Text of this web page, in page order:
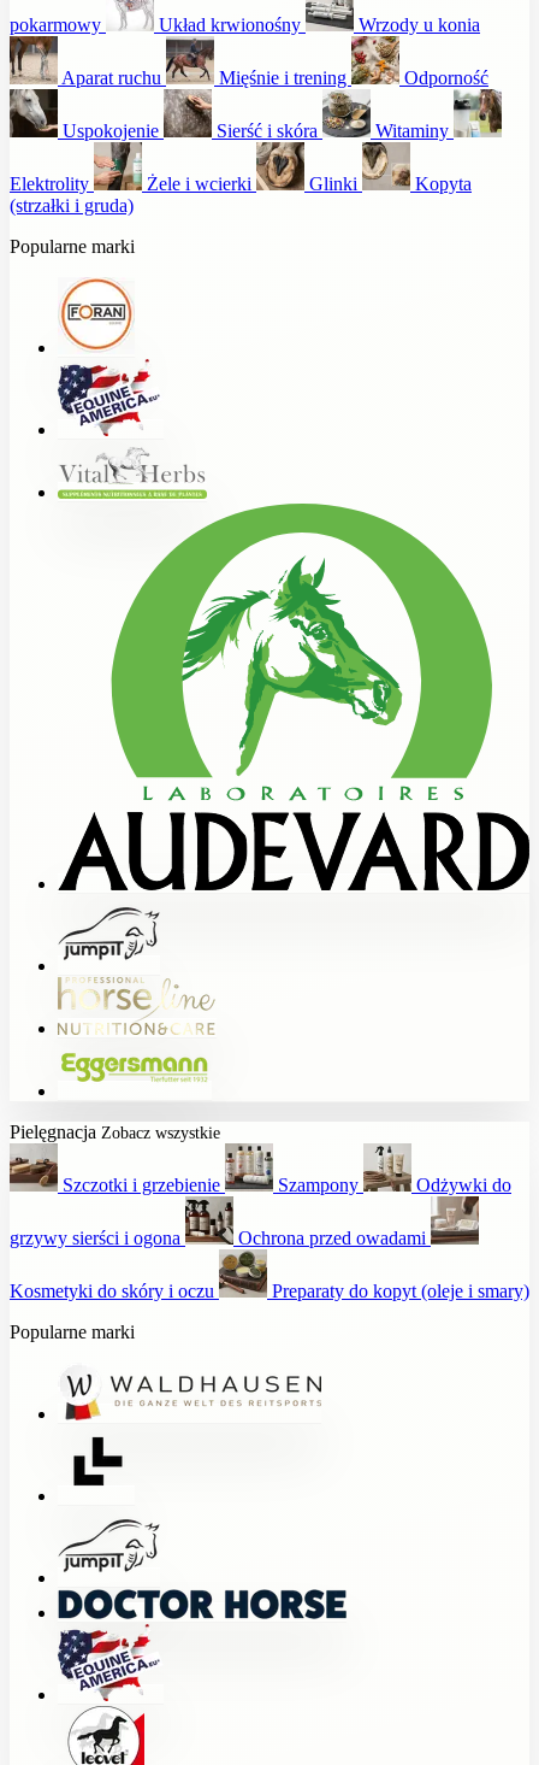
pokarmowy Układ krwionośny Wrzody u konia
Aparat ruchu Mięśnie i trening Odporność
Uspokojenie Sierść i skóra Witaminy
Elektrolity Żele i wcierki Glinki
Kopyta
(strzałki i gruda)
Popularne marki
Pielęgnacja Zobacz wszystkie
Szczotki i grzebienie Szampony Odżywki do
grzywy sierści i ogona Ochrona przed owadami
Kosmetyki do skóry i oczu
Preparaty do kopyt (oleje i smary)
Popularne marki